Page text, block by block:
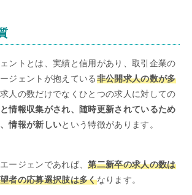
ントとは、実績と信用があり、取引企業の
ジェントが抱えている非公開求人の数が多
人の数だけでなくひとつの求人に対しての
情報収集がされ、随時更新されているため
情報が新しいという特徴があります。
ージェンであれば、第二新卒の求人の数は
者の応募選択肢は多くなります。